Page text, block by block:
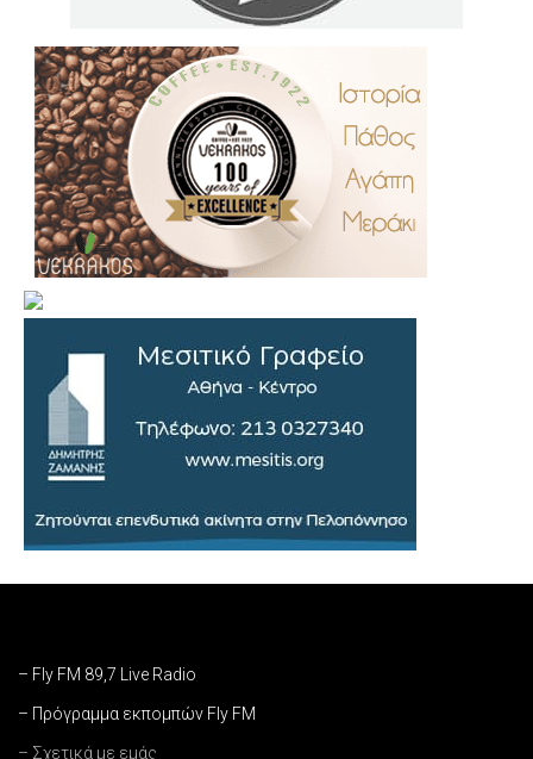
– Fly FM 89,7 Live Radio
– Πρόγραμμα εκπομπών Fly FM
– Σχετικά με εμάς